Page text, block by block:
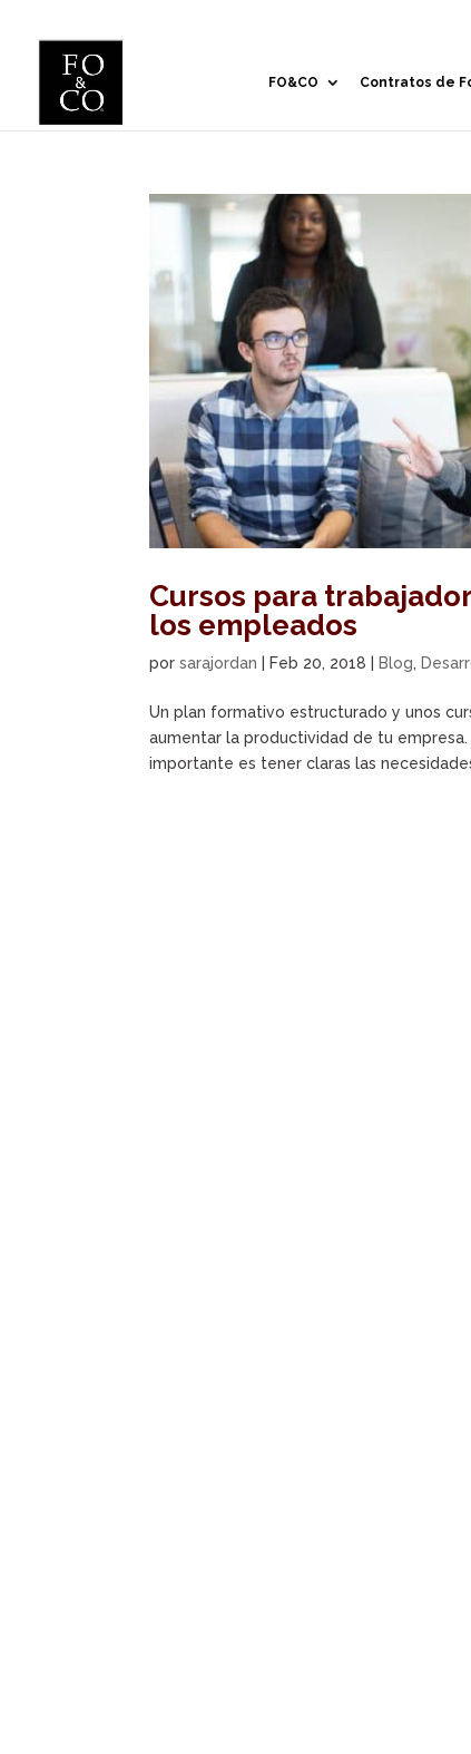
FO&CO Contratos de
Cursos para
los empleados
porsarajordan Feb 20, 2018 Blog,
Un plan formativo estructurado y unos
aumentar la productividad de tu
importante es tener claras las